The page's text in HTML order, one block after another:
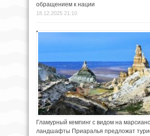
обращением к нации
18.12.2025 21:10
Гламурный кемпинг с видом на
ландшафты Приаралья предложат